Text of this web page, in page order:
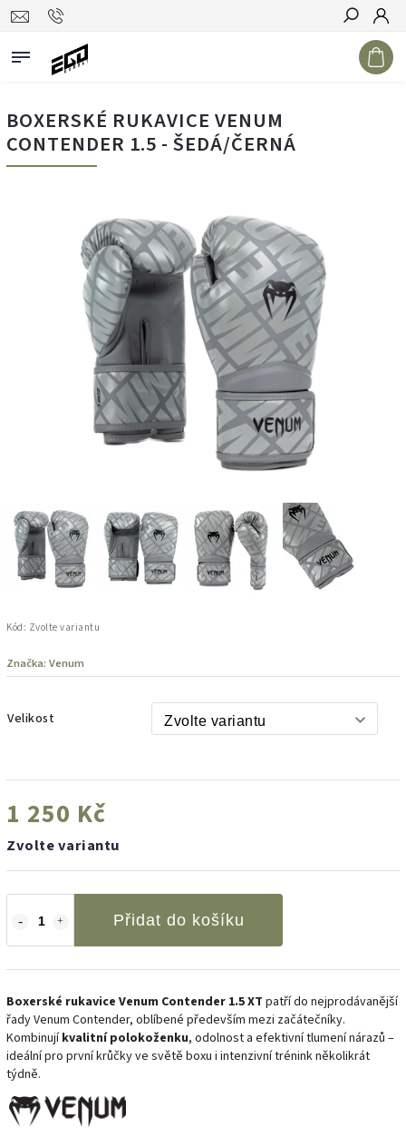
Hledat
BOXERSKÉ RUKAVICE VENUM
CONTENDER 1.5 - ŠEDÁ/ČERNÁ
Kód: Zvolte variantu
Značka: Venum
Velikost
1 250 Kč
Zvolte variantu
Přidat do košíku
Boxerské rukavice Venum Contender 1.5 XT patří do nejprodávanější
řady Venum Contender, oblíbené především mezi začátečníky.
Kombinujíkvalitní polokoženku, odolnost a efektivní tlumení nárazů –
ideální pro první krůčky ve světě boxu i intenzivní trénink několikrát
týdně.